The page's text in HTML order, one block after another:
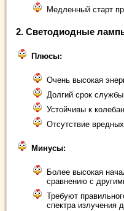
Медленный старт
2. Светодиодные
Плюсы:
Очень высокая
Долгий срок
Устойчивы к
Отсутствие
Минусы:
Более высокая
сравнению с
Требуют
спектра излучения